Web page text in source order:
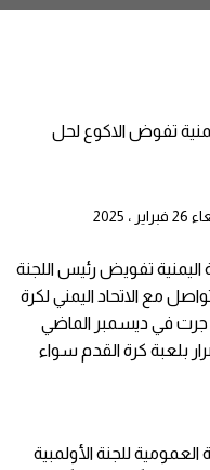
، 2025
اليمنية تفويض رئيس اللجنة
مع الاتحاد اليمني لكرة
جرت في ديسمبر الماضي
بلعبة كرة القدم سواء
للجنة الأولمبية